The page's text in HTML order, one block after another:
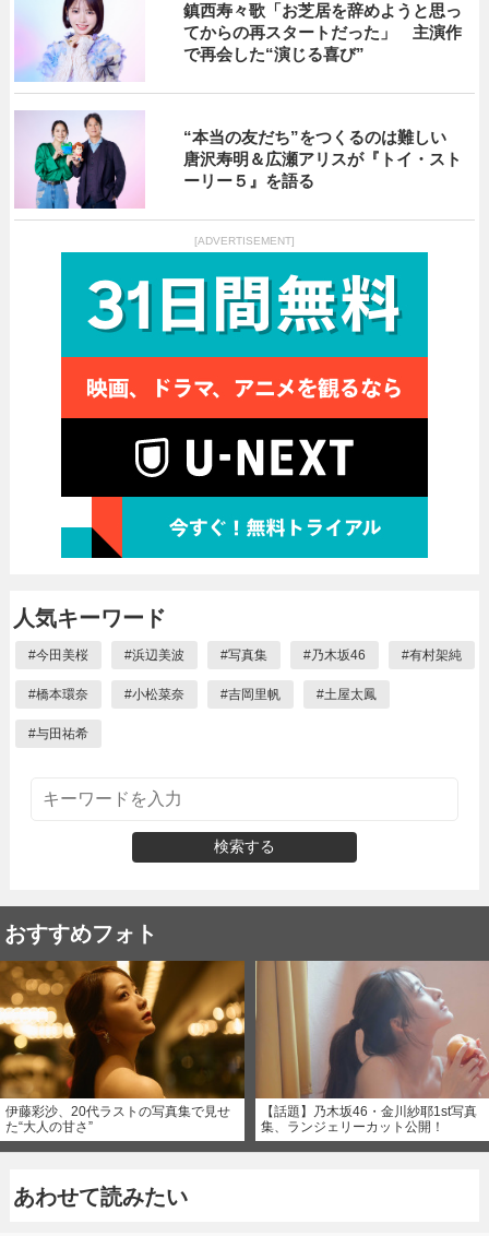
鎮西寿々歌「お芝居を辞めようと思っ
てからの再スタートだった」 主演作
で再会した“演じる喜び”
“本当の友だち”をつくるのは難しい
唐沢寿明＆広瀬アリスが『トイ・スト
ーリー５』を語る
[ADVERTISEMENT]
人気キーワード
#今田美桜 #浜辺美波 #写真集 #乃木坂46 #有村架純
#橋本環奈 #小松菜奈 #吉岡里帆 #土屋太鳳
#与田祐希
検索する
おすすめフォト
伊藤彩沙、20代ラストの写真集で見せ
た“大人の甘さ”
【話題】乃木坂46・金川紗耶1st写真
集、ランジェリーカット公開！
あわせて読みたい